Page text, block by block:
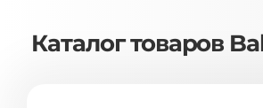
Каталог товаров